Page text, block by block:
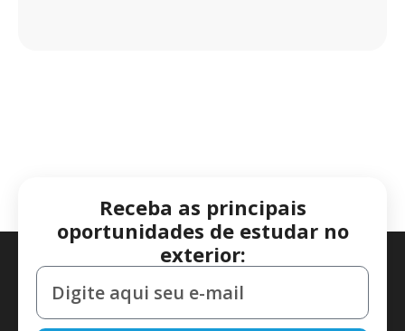
Receba as principais
oportunidades de estudar no
exterior: